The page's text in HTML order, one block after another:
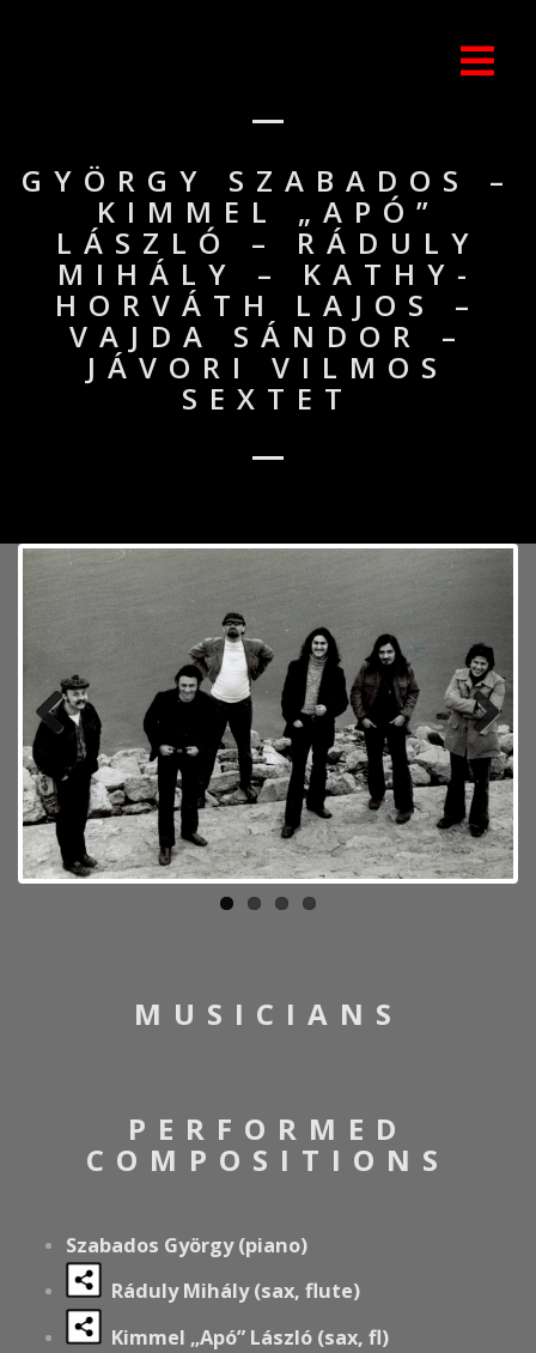
GYÖRGY SZABADOS –
KIMMEL „APÓ”
LÁSZLÓ – RÁDULY
MIHÁLY – KATHY-
HORVÁTH LAJOS –
VAJDA SÁNDOR –
JÁVORI VILMOS
SEXTET
ous
Next
MUSICIANS
PERFORMED
COMPOSITIONS
Szabados György (piano)
Ráduly Mihály (sax, flute)
Kimmel „Apó” László (sax, fl)